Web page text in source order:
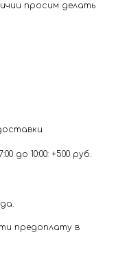
просим делать
до 10:00: +500 руб.
предоплату в